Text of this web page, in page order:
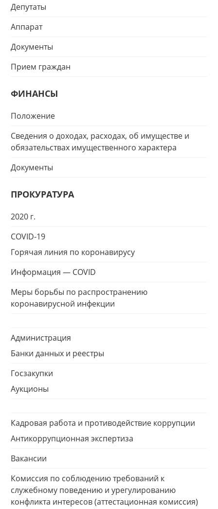
Депутаты
Аппарат
Документы
Прием граждан
ФИНАНСЫ
Положение
Сведения о доходах, расходах, об имуществе и
обязательствах имущественного характера
Документы
ПРОКУРАТУРА
2020 г.
COVID-19
Горячая линия по коронавирусу
Информация — COVID
Меры борьбы по распространению
коронавирусной инфекции
Администрация
Банки данных и реестры
Госзакупки
Аукционы
Кадровая работа и противодействие коррупции
Антикоррупционная экспертиза
Вакансии
Комиссия по соблюдению требований к
служебному поведению и урегулированию
конфликта интересов (аттестационная комиссия)